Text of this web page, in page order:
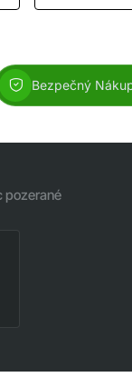
Bezpečný
pozerané